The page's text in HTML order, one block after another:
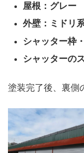
屋根：グレー
外壁：ミドリ
シャッター枠
シャッターの
塗装完了後、裏側